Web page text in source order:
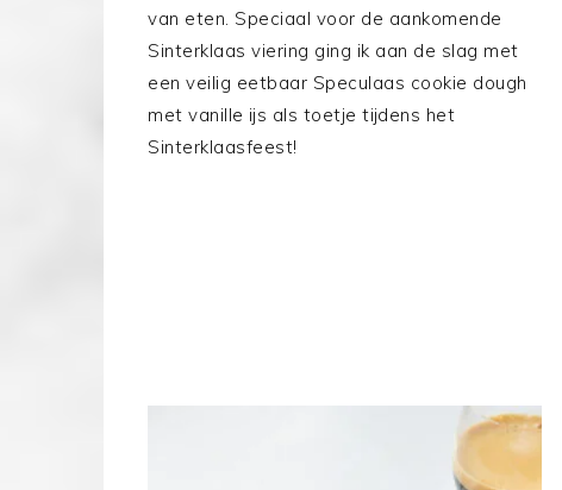
van eten. Speciaal voor de aankomende
Sinterklaas viering ging ik aan de slag met
een veilig eetbaar Speculaas cookie dough
met vanille ijs als toetje tijdens het
Sinterklaasfeest!